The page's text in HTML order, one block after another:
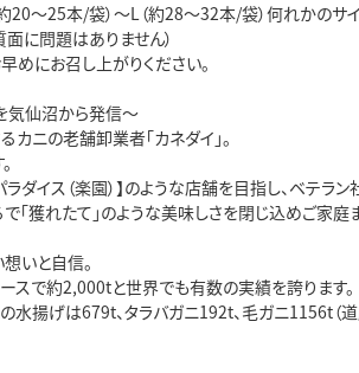
20～25本/袋）～L（約28～32本/袋）何れかのサ
に問題はありません）
にお召し上がりください。
気仙沼から発信～
ニの老舗卸業者「カネダイ」。
ダイス（楽園）】のような店舗を目指し、ベテラ
「獲れたて」のような美味しさを閉じ込めご家庭
いと自信。
スで約2,000tと世界でも有数の実績を誇ります。
水揚げは679t、タラバガニ192t、毛ガニ1156t